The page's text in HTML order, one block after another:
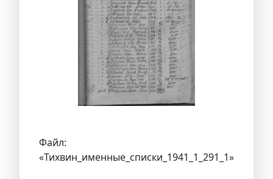
Файл:
«Тихвин_именные_списки_1941_1_291_1»